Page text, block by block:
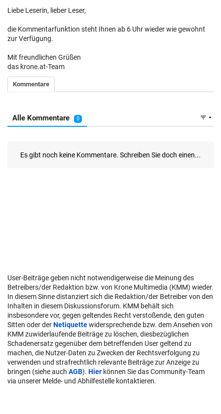
Liebe Leserin, lieber Leser,
die Kommentarfunktion steht Ihnen ab 6 Uhr wieder wie gewohnt
zur Verfügung.
Mit freundlichen Grüßen
das krone.at-Team
User-Beiträge geben nicht notwendigerweise die Meinung des
Betreibers/der Redaktion bzw. von Krone Multimedia (KMM) wieder.
In diesem Sinne distanziert sich die Redaktion/der Betreiber von den
Inhalten in diesem Diskussionsforum. KMM behält sich
insbesondere vor, gegen geltendes Recht verstoßende, den guten
Sitten oder derNetiquettewidersprechende bzw. dem Ansehen von
KMM zuwiderlaufende Beiträge zu löschen, diesbezüglichen
Schadenersatz gegenüber dem betreffenden User geltend zu
machen, die Nutzer-Daten zu Zwecken der Rechtsverfolgung zu
verwenden und strafrechtlich relevante Beiträge zur Anzeige zu
bringen (siehe auch AGB). Hier können Sie das Community-Team
via unserer Melde- und Abhilfestelle kontaktieren.